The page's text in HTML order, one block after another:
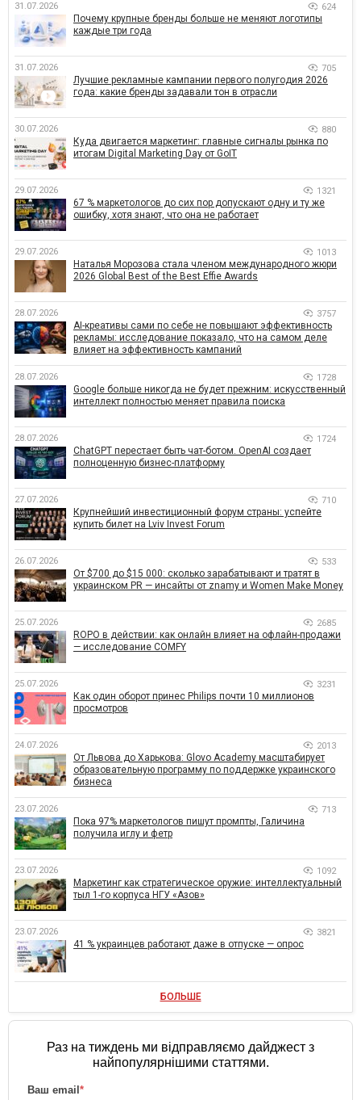
31.07.2026 624
Почему крупные бренды больше не меняют логотипы
каждые три года
31.07.2026 705
Лучшие рекламные кампании первого полугодия 2026
года: какие бренды задавали тон в отрасли
30.07.2026 880
Куда двигается маркетинг: главные сигналы рынка по
итогам Digital Marketing Day от GoIT
29.07.2026 1321
67 % маркетологов до сих пор допускают одну и ту же
ошибку, хотя знают, что она не работает
29.07.2026 1013
Наталья Морозова стала членом международного жюри
2026 Global Best of the Best Effie Awards
28.07.2026 3757
AI-креативы сами по себе не повышают эффективность
рекламы: исследование показало, что на самом деле
влияет на эффективность кампаний
28.07.2026 1728
Google больше никогда не будет прежним: искусственный
интеллект полностью меняет правила поиска
28.07.2026 1724
ChatGPT перестает быть чат-ботом. OpenAI создает
полноценную бизнес-платформу
27.07.2026 710
Крупнейший инвестиционный форум страны: успейте
купить билет на Lviv Invest Forum
26.07.2026 533
От $700 до $15 000: сколько зарабатывают и тратят в
украинском PR — инсайты от znamy и Women Make Money
25.07.2026 2685
ROPO в действии: как онлайн влияет на офлайн-продажи
— исследование COMFY
25.07.2026 3231
Как один оборот принес Philips почти 10 миллионов
просмотров
24.07.2026 2013
От Львова до Харькова: Glovo Academy масштабирует
образовательную программу по поддержке украинского
бизнеса
23.07.2026 713
Пока 97% маркетологов пишут промпты, Галичина
получила иглу и фетр
23.07.2026 1092
Маркетинг как стратегическое оружие: интеллектуальный
тыл 1-го корпуса НГУ «Азов»
23.07.2026 3821
41 % украинцев работают даже в отпуске — опрос
БОЛЬШЕ
Раз на тиждень ми відправляємо дайджест з
найпопулярнішими статтями.
Ваш email *